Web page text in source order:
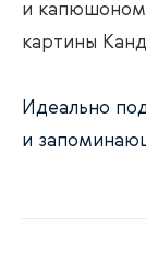
и
картины
Идеально
и